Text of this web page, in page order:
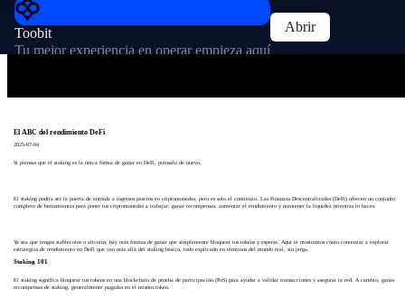
Toobit
Tu mejor experiencia en operar empieza aquí
Abrir
El ABC del rendimiento DeFi
2025-07-04
Si piensas que el staking es la única forma de ganar en DeFi, piénsalo de nuevo.
El staking podría ser la puerta de entrada a ingresos pasivos en criptomonedas, pero es solo el comienzo. Las Finanzas Descentralizadas (DeFi) ofrecen un conjunto
completo de herramientas para poner tus criptomonedas a trabajar: ganar recompensas, aumentar el rendimiento y mantener la liquidez mientras lo haces.
Ya sea que tengas stablecoins o altcoins, hay más formas de ganar que simplemente bloquear tus tokens y esperar. Aquí te mostramos cómo comenzar a explorar
estrategias de rendimiento en DeFi que van más allá del staking básico, todo explicado en términos del mundo real, sin jerga.
Staking 101
El staking significa bloquear tus tokens en una blockchain de prueba de participación (PoS) para ayudar a validar transacciones y asegurar la red. A cambio, ganas
recompensas de staking, generalmente pagadas en el mismo token.